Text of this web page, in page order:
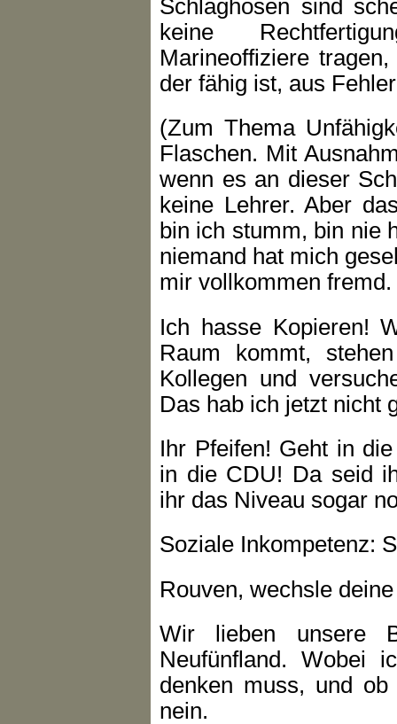
Schlaghosen sind
keine
Marineoffiziere
der fähig ist, aus
(Zum Thema
Flaschen. Mit
wenn es an dieser
keine Lehrer. Aber
bin ich stumm, bin nie
niemand hat mich
mir vollkommen fremd.
Ich hasse Kopieren!
Raum kommt,
Kollegen und
Das hab ich jetzt nicht
Ihr Pfeifen! Geht in
in die CDU! Da seid
ihr das Niveau sogar
Soziale Inkompetenz:
Rouven, wechsle
Wir lieben unsere
Neufünfland. Wobei
denken muss, und
nein.